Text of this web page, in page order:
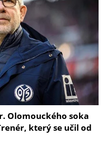
Olomouckého soka
který se učil od